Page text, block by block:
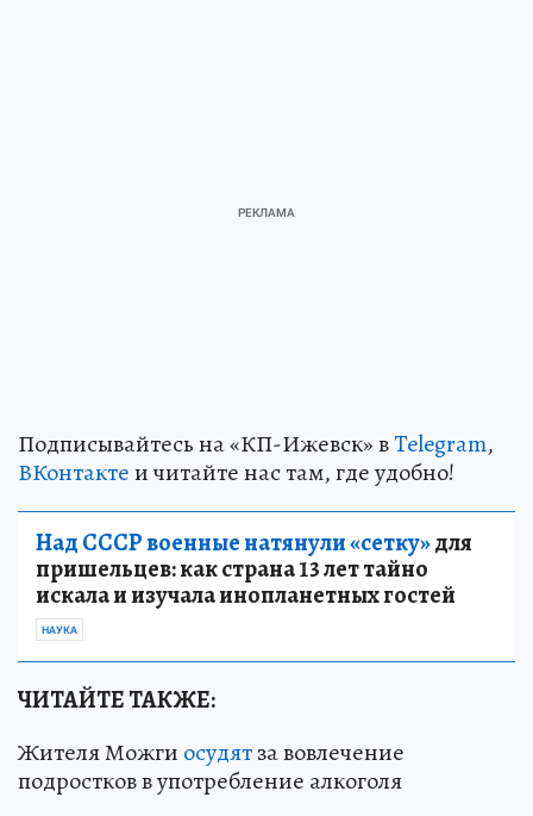
Подписывайтесь на «КП-Ижевск» вTelegram,
ВКонтактеи читайте нас там, где удобно!
Над СССР военные натянули «сетку»для
пришельцев: как страна 13 лет тайно
искала и изучала инопланетных гостей
НАУКА
ЧИТАЙТЕ ТАКЖЕ:
Жителя Можги осудятза вовлечение
подростков в употребление алкоголя